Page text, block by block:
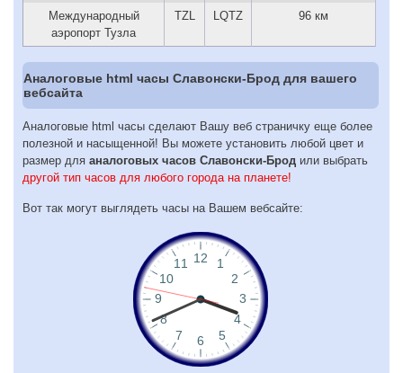
Международный
аэропорт Тузла
TZL LQTZ 96 км
Аналоговые html часы Славонски-Брод для вашего
вебсайта
Аналоговые html часы сделают Вашу веб страничку еще более
полезной и насыщенной! Вы можете установить любой цвет и
размер для аналоговых часов Славонски-Брод или выбрать
другой тип часов для любого города на планете!
Вот так могут выглядеть часы на Вашем вебсайте: